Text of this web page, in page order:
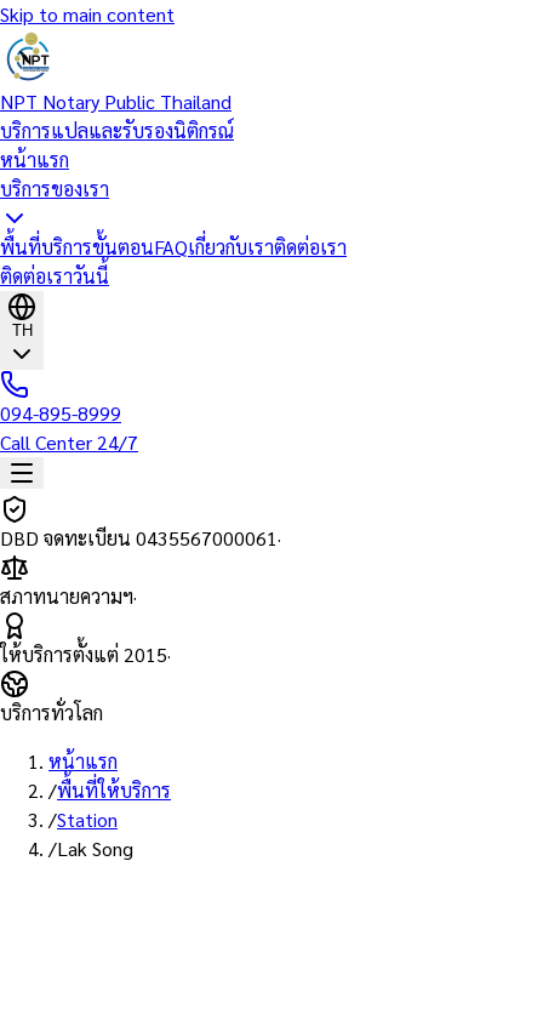
Skip to main content
NPT Notary Public Thailand
บริการแปลและรับรองนิติกรณ์
หน้าแรก
บริการของเรา
พื้นที่บริการขั้นตอนFAQเกี่ยวกับเราติดต่อเรา
ติดต่อเราวันนี้
TH
094-895-8999
Call Center 24/7
DBD จดทะเบียน 0435567000061·
สภาทนายความฯ·
ให้บริการตั้งแต่ 2015·
บริการทั่วโลก
หน้าแรก
/พื้นที่ให้บริการ
/Station
/Lak Song